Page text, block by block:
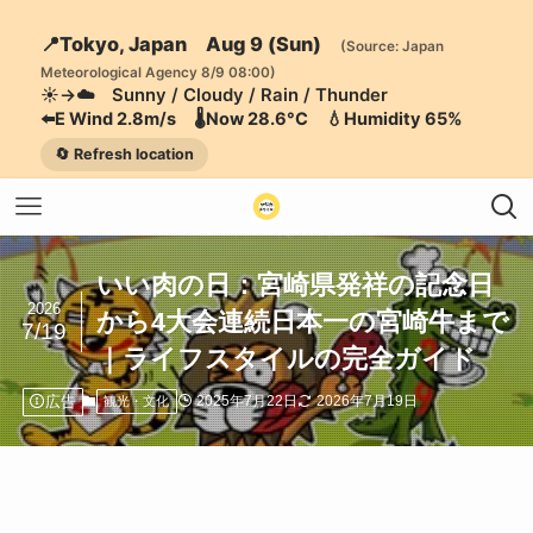
📍Tokyo, Japan Aug 9 (Sun)
(Source: Japan
Meteorological Agency 8/9 08:00)
☀️→☁️ Sunny / Cloudy / Rain / Thunder
⬅️E Wind 2.8m/s 🌡️Now 28.6°C 💧Humidity 65%
🔄 Refresh location
いい肉の日：宮崎県発祥の記念日
から4大会連続日本一の宮崎牛まで
｜ライフスタイルの完全ガイド
2026
7/19
広告 観光・文化 2025年7月22日 2026年7月19日